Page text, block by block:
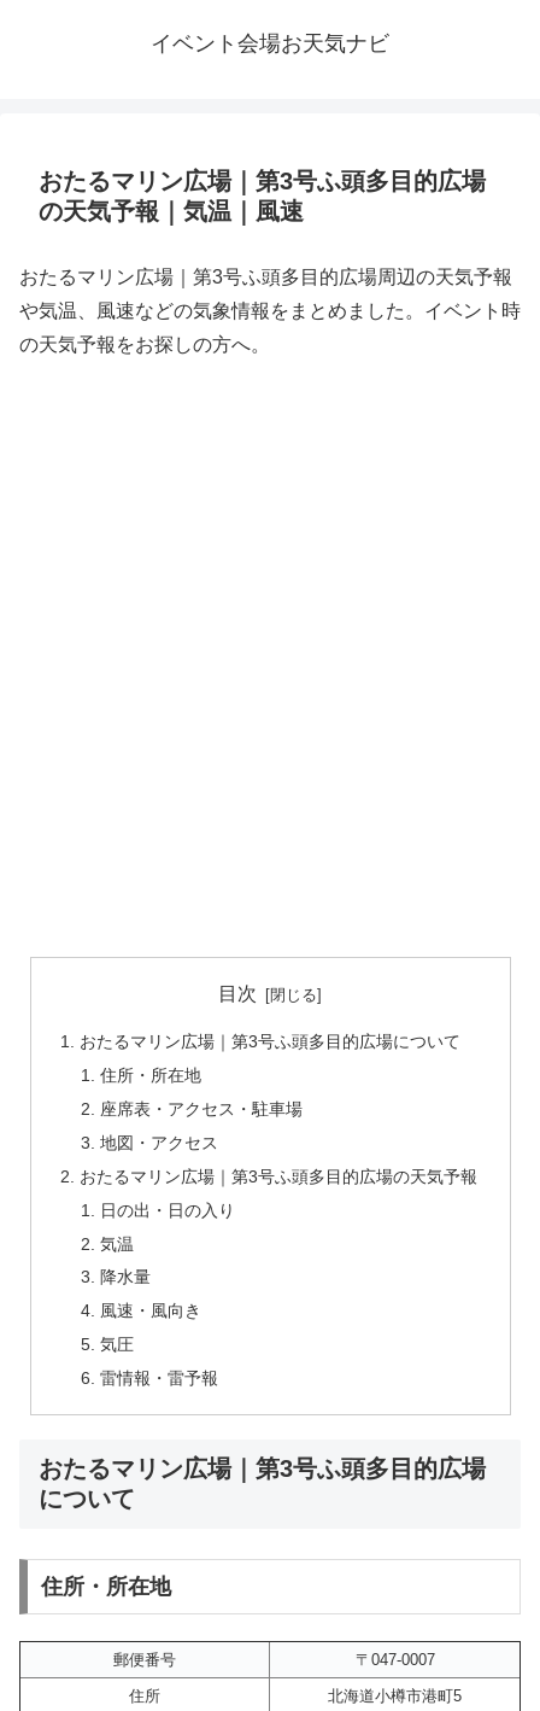
イベント会場お天気ナビ
おたるマリン広場｜第3号ふ頭多目的広場
の天気予報｜気温｜風速
おたるマリン広場｜第3号ふ頭多目的広場周辺の天気予報
や気温、風速などの気象情報をまとめました。イベント時
の天気予報をお探しの方へ。
目次
おたるマリン広場｜第3号ふ頭多目的広場について
住所・所在地
座席表・アクセス・駐車場
地図・アクセス
おたるマリン広場｜第3号ふ頭多目的広場の天気予報
日の出・日の入り
気温
降水量
風速・風向き
気圧
雷情報・雷予報
おたるマリン広場｜第3号ふ頭多目的広場
について
住所・所在地
郵便番号
〒047-0007
住所
北海道小樽市港町5